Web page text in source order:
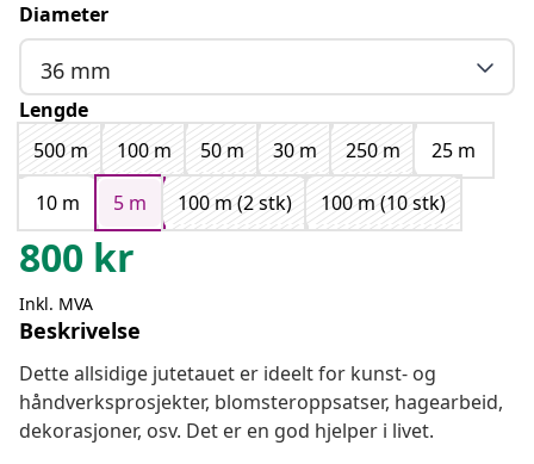
Diameter
36 mm
Lengde
500 m
100 m 50 m 30 m 250 m
25 m
10 m
5 m 100 m (2 stk) 100 m (10 stk)
800 kr
Inkl. MVA
Beskrivelse
Dette allsidige jutetauet er ideelt for kunst- og
håndverksprosjekter, blomsteroppsatser, hagearbeid,
dekorasjoner, osv. Det er en god hjelper i livet.